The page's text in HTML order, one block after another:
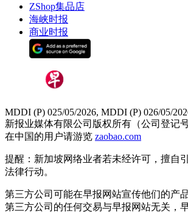
ZShop集品店
海峡时报
商业时报
MDDI (P) 025/05/2026, MDDI (P) 026/05/
新报业媒体有限公司版权所有（公司登记号
在中国的用户请游览 zaobao.com
提醒：新加坡网络业者若未经许可，擅自
法律行动。
第三方公司可能在早报网站宣传他们的产
第三方公司的任何交易与早报网站无关，